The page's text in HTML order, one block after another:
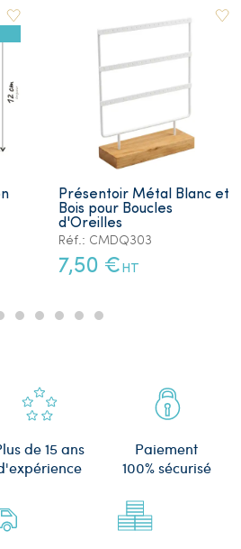
Présentoir Métal Blanc et
Bois pour Boucles
d'Oreilles
Réf.: CMDQ303
7,50 € HT
de 15 ans
Paiement
100% sécurisé